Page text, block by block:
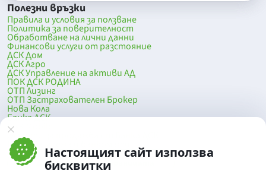
Настоящият сайт използва
бисквитки
Полезни връзки
Правила и условия за ползване
Политика за поверителност
Обработване на лични данни
Финансови услуги от разстояние
ДСК Дом
ДСК Агро
ДСК Управление на активи АД
ПОК ДСК РОДИНА
ОТП Лизинг
ОТП Застрахователен Брокер
Нова Кола
Банка ДСК
DSK Mobile
Оферти за продажба от Банка ДСК
Клонова мрежа и банкомати
До началото на страницата